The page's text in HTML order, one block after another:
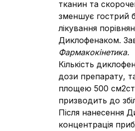
тканин та
зменшує гострий
лікування
Диклофенаком.
Фармакокінетика.
Кількість
дози препарату,
площею 500
призводить до
Після нанесення
концентрація